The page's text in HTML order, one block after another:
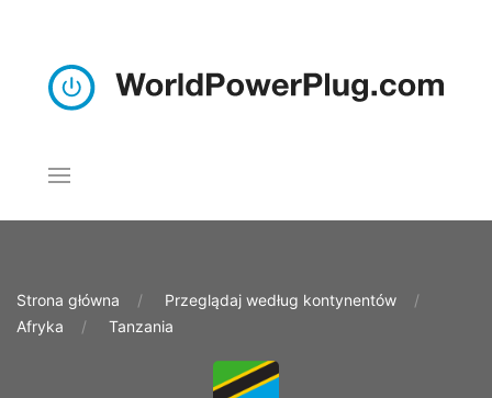
Strona główna
Przeglądaj według kontynentów
Afryka
Tanzania